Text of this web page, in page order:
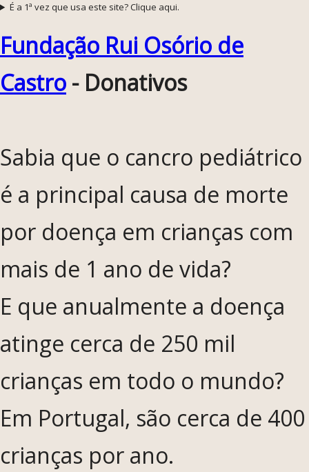
É a 1ª vez que usa este site? Clique aqui.
Fundação Rui Osório de
Castro - Donativos
Sabia que o cancro pediátrico
é a principal causa de morte
por doença em crianças com
mais de 1 ano de vida?
E que anualmente a doença
atinge cerca de 250 mil
crianças em todo o mundo?
Em Portugal, são cerca de 400
crianças por ano.